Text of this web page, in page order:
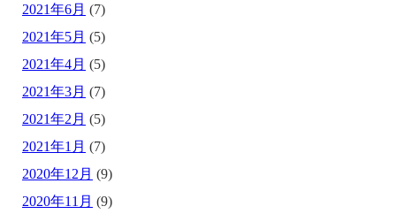
2021年6月 (7)
2021年5月 (5)
2021年4月 (5)
2021年3月 (7)
2021年2月 (5)
2021年1月 (7)
2020年12月 (9)
2020年11月 (9)